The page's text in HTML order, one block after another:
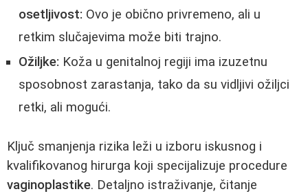
osetljivost: Ovo je obično privremeno, ali u
retkim slučajevima može biti trajno.
Ožiljke: Koža u genitalnoj regiji ima izuzetnu
sposobnost zarastanja, tako da su vidljivi ožiljci
retki, ali mogući.
Ključ smanjenja rizika leži u izboru iskusnog i
kvalifikovanog hirurga koji specijalizuje procedure
vaginoplastike. Detaljno istraživanje, čitanje